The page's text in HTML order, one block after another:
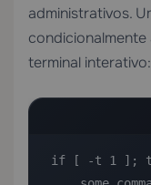
administrativos.
terminal interativo:
if [ -t 1 ];